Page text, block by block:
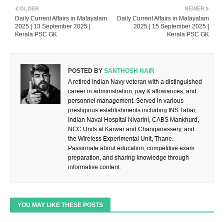
NEWER
Daily Current Affairs in Malayalam
2025 | 15 September 2025 |
Kerala PSC GK
OLDER
Daily Current Affairs in Malayalam
2025 | 13 September 2025 |
Kerala PSC GK
POSTED BY SANTHOSH NAIR
A retired Indian Navy veteran with a distinguished
career in administration, pay & allowances, and
personnel management. Served in various
prestigious establishments including INS Tabar,
Indian Naval Hospital Nivarini, CABS Mankhurd,
NCC Units at Karwar and Changanassery, and
the Wireless Experimental Unit, Thane.
Passionate about education, competitive exam
preparation, and sharing knowledge through
informative content.
YOU MAY LIKE THESE POSTS